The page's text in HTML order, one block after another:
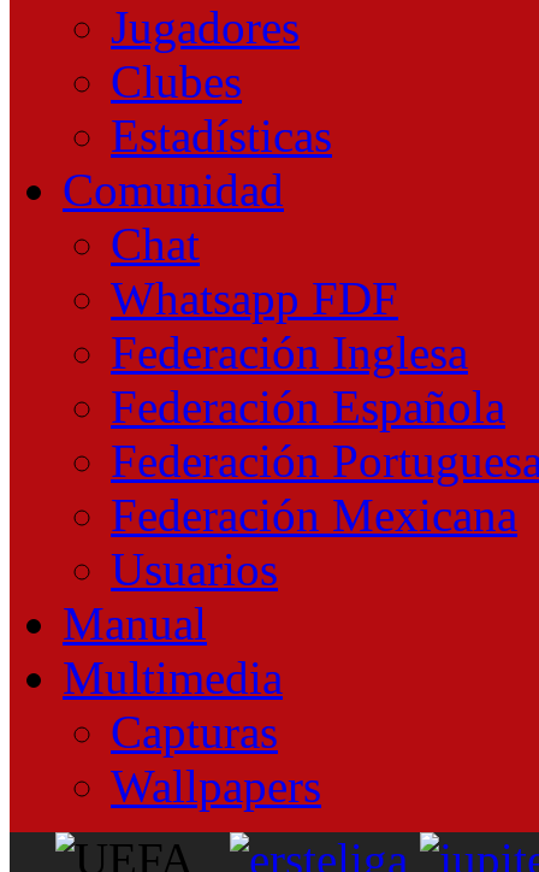
Jugadores
Clubes
Estadísticas
Comunidad
Chat
Whatsapp FDF
Federación Inglesa
Federación Española
Federación
Federación Mexicana
Usuarios
Manual
Multimedia
Capturas
Wallpapers